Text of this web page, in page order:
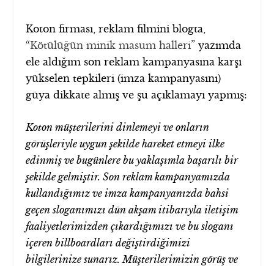
Koton firması, reklam filmini blogta,
“Kötülüğün minik masum halleri” yazımda
ele aldığım son reklam kampanyasına karşı
yükselen tepkileri (imza kampanyasını)
güya dikkate almış ve şu açıklamayı yapmış:
Koton müşterilerini dinlemeyi ve onların
görüşleriyle uygun şekilde hareket etmeyi ilke
edinmiş ve bugünlere bu yaklaşımla başarılı bir
şekilde gelmiştir. Son reklam kampanyamızda
kullandığımız ve imza kampanyanızda bahsi
geçen sloganımızı dün akşam itibarıyla iletişim
faaliyetlerimizden çıkardığımızı ve bu sloganı
içeren billboardları değiştirdiğimizi
bilgilerinize sunarız. Müşterilerimizin görüş ve